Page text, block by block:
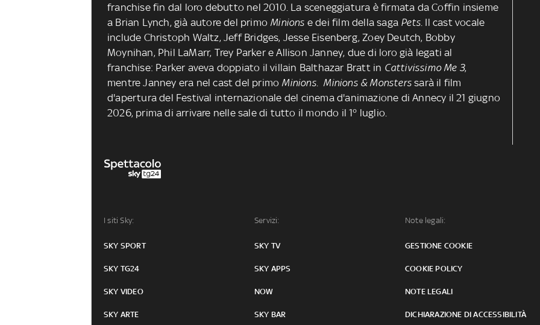
franchise fin dal loro debutto nel 2010. La sceneggiatura è firmata da Coffin insieme
a Brian Lynch, già autore del primo Minions e dei film della saga Pets . Il cast vocale
include Christoph Waltz, Jeff Bridges, Jesse Eisenberg, Zoey Deutch, Bobby
Moynihan, Phil LaMarr, Trey Parker e Allison Janney, due di loro già legati al
franchise: Parker aveva doppiato il villain Balthazar Bratt in Cattivissimo Me 3,
mentre Janney era nel cast del primo Minions. Minions & Monsters sarà il film
d'apertura del Festival internazionale del cinema d'animazione di Annecy il 21 giugno
2026, prima di arrivare nelle sale di tutto il mondo il 1° luglio.
I siti Sky:
SKY SPORT
SKY TG24
SKY VIDEO
SKY ARTE
Servizi:
SKY TV
SKY APPS
NOW
SKY BAR
Note legali:
GESTIONE COOKIE
COOKIE POLICY
NOTE LEGALI
DICHIARAZIONE DI ACCESSIBILITÀ